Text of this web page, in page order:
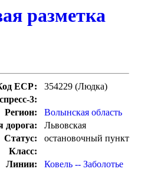
разметка
ЕСР:
354229 (Людка)
3:
Регион:
Волынская область
дорога:
Львовская
Статус:
остановочный пункт
Класс:
Линии:
Ковель -- Заболотье